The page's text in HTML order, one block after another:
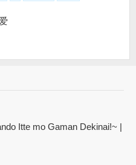
Itte mo Gaman Dekinai!~ |